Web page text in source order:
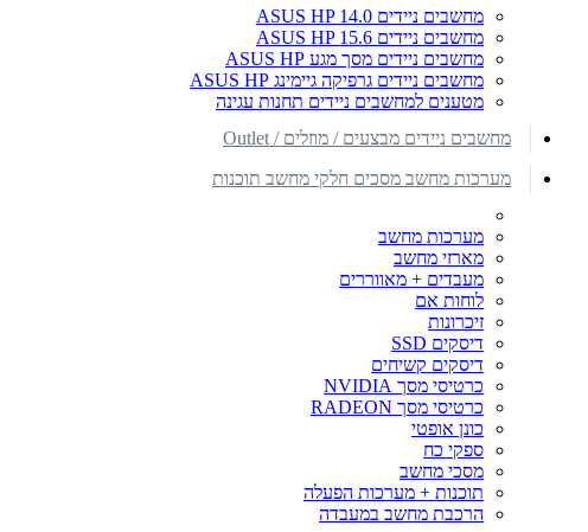
מחשבים ניידים ASUS HP 14.0
מחשבים ניידים ASUS HP 15.6
מחשבים ניידים מסך מגע ASUS HP
מחשבים ניידים גרפיקה גיימינג ASUS HP
מטענים למחשבים ניידים תחנות עגינה
מחשבים ניידים מבצעים / מוזלים / Outlet
מערכות מחשב מסכים חלקי מחשב תוכנות
מערכות מחשב
מארזי מחשב
מעבדים + מאווררים
לוחות אם
זיכרונות
דיסקים SSD
דיסקים קשיחים
כרטיסי מסך NVIDIA
כרטיסי מסך RADEON
כונן אופטי
ספקי כח
מסכי מחשב
תוכנות + מערכות הפעלה
הרכבת מחשב במעבדה